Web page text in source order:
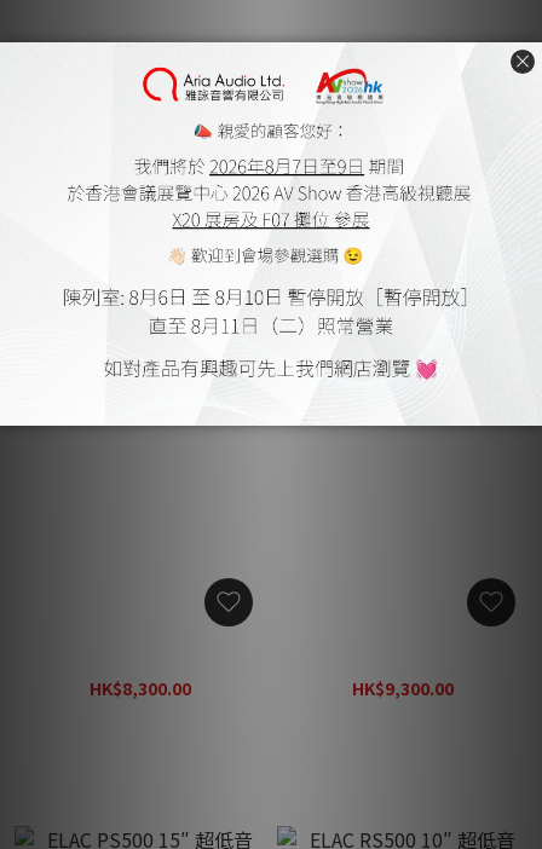
ELAC SUB2030 10″ 有源超
HK$7,200.00
HK$10,296.00
ELAC SUB2070.2 有源超低
HK$18,800.00
HK$26,884.00
HK$8,300.00
HK$9,300.00